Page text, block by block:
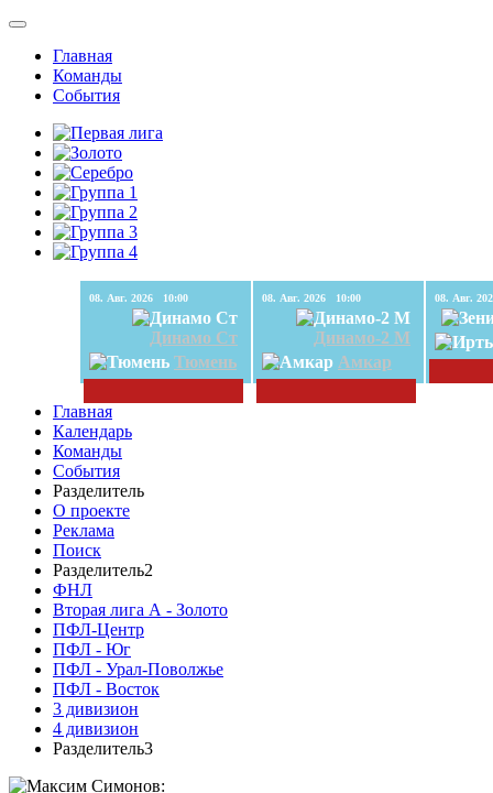
Главная
Команды
События
08. Авг. 2026 10:00
Динамо Ст
Тюмень
08. Авг. 2026 10:00
Динамо-2 М
Амкар
Главная
Календарь
Команды
События
Разделитель
О проекте
Реклама
Поиск
Разделитель2
ФНЛ
Вторая лига А - Золото
ПФЛ-Центр
ПФЛ - Юг
ПФЛ - Урал-Поволжье
ПФЛ - Восток
3 дивизион
4 дивизион
Разделитель3